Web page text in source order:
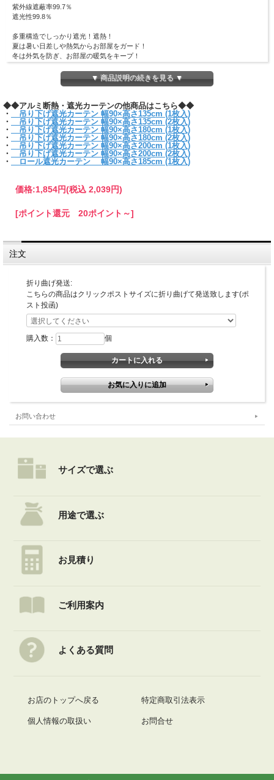
紫外線遮蔽率99.7％
遮光性99.8％
多重構造でしっかり遮光！遮熱！
夏は暑い日差しや熱気からお部屋をガード！
冬は外気を防ぎ、お部屋の暖気をキープ！
・冷暖房を節約したい方に
・強い西日にお困りの方に
・室内での紫外線が気になる方に
使用方法は簡単！カーテンフックに引っ掛けるだけ！
■サイズ
(本体)アルミ蒸着ポリエステルフィルム、ポリエステル不織布
(S字フック)鉄、ユニクロメッキ
(本体1枚)約205g
■製造国・原産国
カーテン1枚、S字フック4個入
取り扱いのご注意
・本品は折りたたんだ状態でお届けします。(クリックポスト便)
折り畳み部分のアルミ箔がドット抜けする場合がありますが、ご使用上の遮光・
・火気・暖房器具の近くでは使用しないでください。
・小さなお子様の手の届く所での保管・使用はしないでください。
・屋外での使用はできません。
・S字フックを掛ける箇所のない窓には使用できません。
・ガラスに飛散防止フィルム等ご利用の場合はフィルムメーカーにご確認の上ご使
入ったガラスにはご使用にならないでください。
・本品は消耗品です。表面の不織布が剥がれ落ち始めたら使用を止め、買い替え下
■送料・発送について
・こちらの商品は送料込みです。
メールの後に
再度当店からメールをお送りさせていただきますので、必ずご確認下さい。
▼ 商品説明の続きを見る ▼
◆◆アルミ断熱・遮光カーテンの他商品はこちら◆◆
・
吊り下げ遮光カーテン 幅90×高さ135cm (1枚入)
・
吊り下げ遮光カーテン 幅90×高さ135cm (2枚入)
・
吊り下げ遮光カーテン 幅90×高さ180cm (1枚入)
・
吊り下げ遮光カーテン 幅90×高さ180cm (2枚入)
・
吊り下げ遮光カーテン 幅90×高さ200cm (1枚入)
・
吊り下げ遮光カーテン 幅90×高さ200cm (2枚入)
・
ロール遮光カーテン 幅90×高さ185cm (1枚入)
価格:1,854円(税込 2,039円)
[ポイント還元 20ポイント～]
注文
折り曲げ発送:
こちらの商品はクリックポストサイズに折り曲げて発送致します(ポ
スト投函)
購入数： 個
お問い合わせ
サイズで選ぶ
用途で選ぶ
お見積り
ご利用案内
よくある質問
お店のトップへ戻る 特定商取引法表示
個人情報の取扱い お問合せ